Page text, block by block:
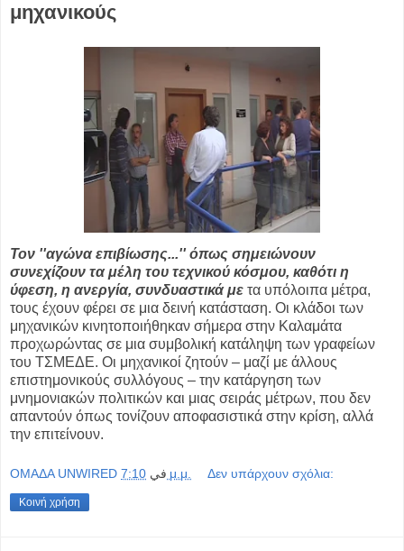
μηχανικούς
Τον ''αγώνα επιβίωσης...'' όπως σημειώνουν
συνεχίζουν τα μέλη του τεχνικού κόσμου, καθότι η
ύφεση, η ανεργία, συνδυαστικά με τα υπόλοιπα μέτρα,
τους έχουν φέρει σε μια δεινή κατάσταση. Οι κλάδοι των
μηχανικών κινητοποιήθηκαν σήμερα στην Καλαμάτα
προχωρώντας σε μια συμβολική κατάληψη των γραφείων
του ΤΣΜΕΔΕ. Οι μηχανικοί ζητούν – μαζί με άλλους
επιστημονικούς συλλόγους – την κατάργηση των
μνημονιακών πολιτικών και μιας σειράς μέτρων, που δεν
απαντούν όπως τονίζουν αποφασιστικά στην κρίση, αλλά
την επιτείνουν.
OMAΔΑ UNWIRED في 7:10 μ.μ. Δεν υπάρχουν σχόλια:
Κοινή χρήση